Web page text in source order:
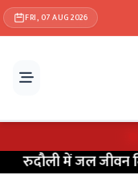
FRI, 07 AUG 2026
मिशन के सर्वे के